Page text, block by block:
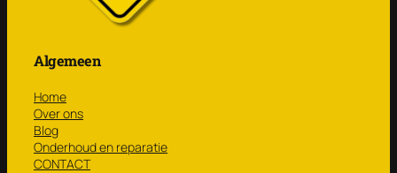
Algemeen
Home
Over ons
Blog
Onderhoud en reparatie
CONTACT